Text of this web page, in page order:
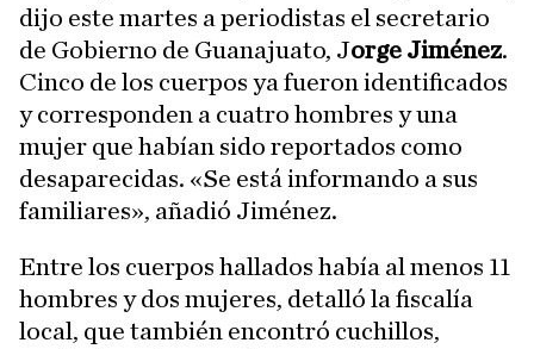
dijo este martes a periodistas el secretario
de Gobierno de Guanajuato, Jorge Jiménez.
Cinco de los cuerpos ya fueron identificados
y corresponden a cuatro hombres y una
mujer que habían sido reportados como
desaparecidas. «Se está informando a sus
familiares», añadió Jiménez.
Entre los cuerpos hallados había al menos 11
hombres y dos mujeres, detalló la fiscalía
local, que también encontró cuchillos,